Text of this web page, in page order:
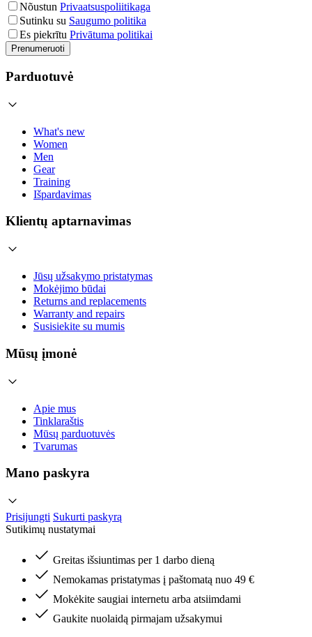
Nõustun Privaatsuspoliitikaga
Sutinku su Saugumo politika
Es piekrītu Privātuma politikai
Prenumeruoti
Parduotuvė
What's new
Women
Men
Gear
Training
Išpardavimas
Klientų aptarnavimas
Jūsų užsakymo pristatymas
Mokėjimo būdai
Returns and replacements
Warranty and repairs
Susisiekite su mumis
Mūsų įmonė
Apie mus
Tinklaraštis
Mūsų parduotuvės
Tvarumas
Mano paskyra
Prisijungti Sukurti paskyrą
Sutikimų nustatymai
Greitas išsiuntimas per 1 darbo dieną
Nemokamas pristatymas į paštomatą nuo 49 €
Mokėkite saugiai internetu arba atsiimdami
Gaukite nuolaidą pirmajam užsakymui